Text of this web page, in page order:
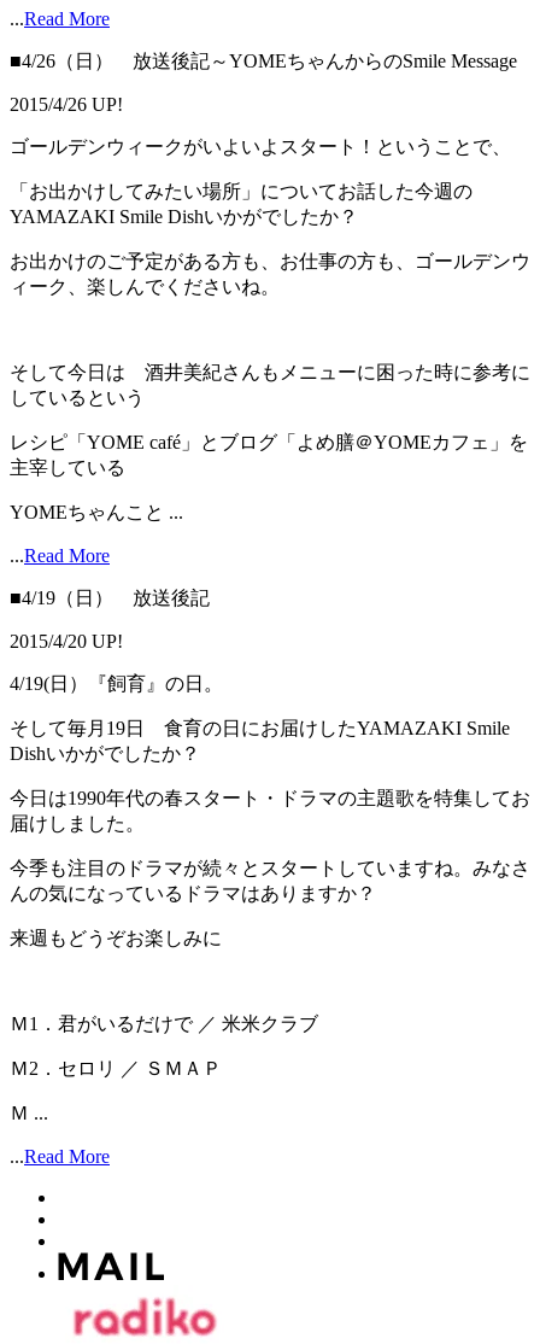
...Read More
■4/26（日） 放送後記～YOMEちゃんからのSmile Message
2015/4/26 UP!
ゴールデンウィークがいよいよスタート！ということで、
「お出かけしてみたい場所」についてお話した今週の
YAMAZAKI Smile Dishいかがでしたか？
お出かけのご予定がある方も、お仕事の方も、ゴールデンウ
ィーク、楽しんでくださいね。
そして今日は 酒井美紀さんもメニューに困った時に参考に
しているという
レシピ「YOME café」とブログ「よめ膳＠YOMEカフェ」を
主宰している
YOMEちゃんこと ...
...Read More
■4/19（日） 放送後記
2015/4/20 UP!
4/19(日）『飼育』の日。
そして毎月19日 食育の日にお届けしたYAMAZAKI Smile
Dishいかがでしたか？
今日は1990年代の春スタート・ドラマの主題歌を特集してお
届けしました。
今季も注目のドラマが続々とスタートしていますね。みなさ
んの気になっているドラマはありますか？
来週もどうぞお楽しみに
Ｍ1．君がいるだけで ／ 米米クラブ
Ｍ2．セロリ ／ ＳＭＡＰ
Ｍ ...
...Read More